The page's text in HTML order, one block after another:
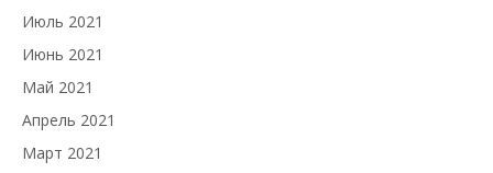
Июль 2021
Июнь 2021
Май 2021
Апрель 2021
Март 2021